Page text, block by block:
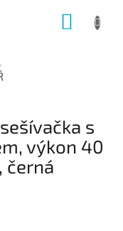
s
výkon 40
černá